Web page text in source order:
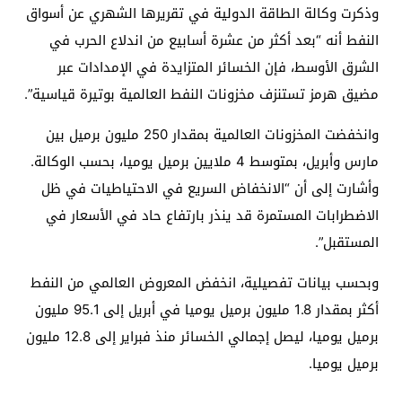
وذكرت وكالة الطاقة الدولية في تقريرها الشهري عن أسواق
النفط أنه “بعد أكثر من عشرة أسابيع من اندلاع الحرب في
الشرق الأوسط، فإن الخسائر المتزايدة في الإمدادات عبر
مضيق هرمز تستنزف مخزونات النفط العالمية بوتيرة قياسية”.
وانخفضت المخزونات العالمية بمقدار 250 مليون برميل بين
مارس وأبريل، بمتوسط ​​4 ملايين برميل يوميا، بحسب الوكالة.
وأشارت إلى أن “الانخفاض السريع في الاحتياطيات في ظل
الاضطرابات المستمرة قد ينذر بارتفاع حاد في الأسعار في
المستقبل”.
وبحسب بيانات تفصيلية، انخفض المعروض العالمي من النفط
أكثر بمقدار 1.8 مليون برميل يوميا في أبريل إلى 95.1 مليون
برميل يوميا، ليصل إجمالي الخسائر منذ فبراير إلى 12.8 مليون
برميل يوميا.